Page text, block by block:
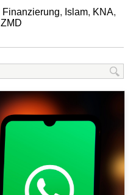
Finanzierung, Islam, KNA,
ZMD